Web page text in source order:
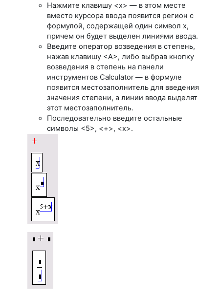
Нажмите клавишу <х> — в этом месте
вместо курсора ввода появится регион с
формулой, содержащей один символ х,
причем он будет выделен линиями ввода.
Введите оператор возведения в степень,
нажав клавишу <А>, либо выбрав кнопку
возведения в степень на панели
инструментов Calculator — в формуле
появится местозаполнитель для введения
значения степени, а линии ввода выделят
этот местозаполнитель.
Последовательно введите остальные
символы <5>, <+>, <х>.